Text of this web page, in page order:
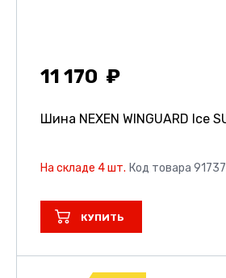
11 170
Шина NEXEN WINGUARD Ice
На складе 4 шт. Код товара
КУПИТЬ